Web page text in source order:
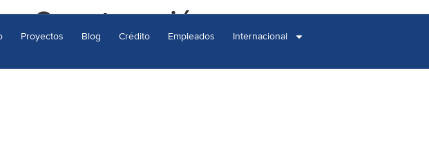
Proyectos Blog Crédito Empleados Internacional
Construcción